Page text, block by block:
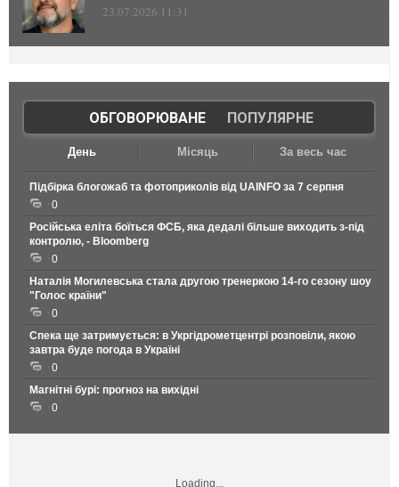
23.07.2026 11:31
ОБГОВОРЮВАНЕ| ПОПУЛЯРНЕ
День Місяць За весь час
Підбірка блогожаб та фотоприколів від UAINFO за 7 серпня
0
Російська еліта боїться ФСБ, яка дедалі більше виходить з-під
контролю, - Bloomberg
0
Наталія Могилевська стала другою тренеркою 14-го сезону шоу
"Голос країни"
0
Спека ще затримується: в Укргідрометцентрі розповіли, якою
завтра буде погода в Україні
0
Магнітні бурі: прогноз на вихідні
0
Loading...